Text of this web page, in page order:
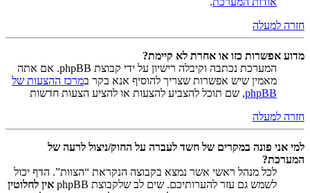
חזרה למעלה
מדוע אפשרות כזו או אחרת לא קיימת?
המערכת נכתבה וקיבלה רישיון על ידי קבוצת phpBB. אם אתה
מאמין שיש אפשרות שצריך להוסיף אנא בקר במרכז ההצעות של
phpBB, שם תוכל להצביע להצעות או להציע הצעות חדשות
חזרה למעלה
למי אני פונה במקרים של חשד לעברה על החוק/ניצול לרעה של
המערכת?
לכל מנהל ראשי אשר נמצא בקבוצה הנקראת “הצוות”. הדף יכול
לשמש גם עזר להערותיכם. שים לב שלקבוצת phpBB
אין לחלוטין